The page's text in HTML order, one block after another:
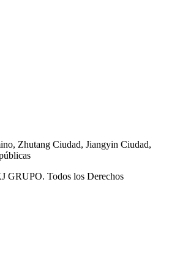
Zhutang Ciudad, Jiangyin Ciudad,
GRUPO. Todos los Derechos